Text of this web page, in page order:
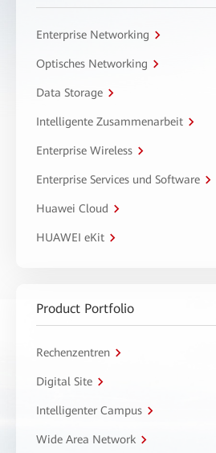
Enterprise Networking
Optisches Networking
Data Storage
Intelligente Zusammenarbeit
Enterprise Wireless
Enterprise Services und Software
Huawei Cloud
HUAWEI eKit
Product Portfolio
Rechenzentren
Digital Site
Intelligenter Campus
Wide Area Network